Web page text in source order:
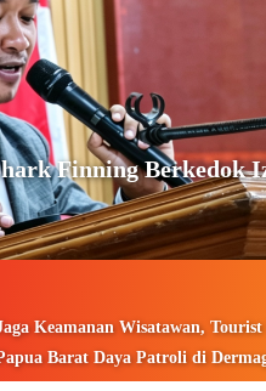
Finning Berkedok
Keamanan Wisatawan,
Barat Daya Patroli di